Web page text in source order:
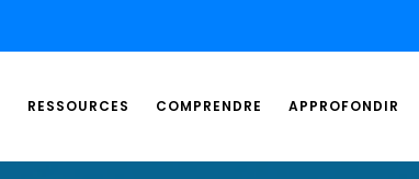
RESSOURCES COMPRENDRE APPROFONDIR